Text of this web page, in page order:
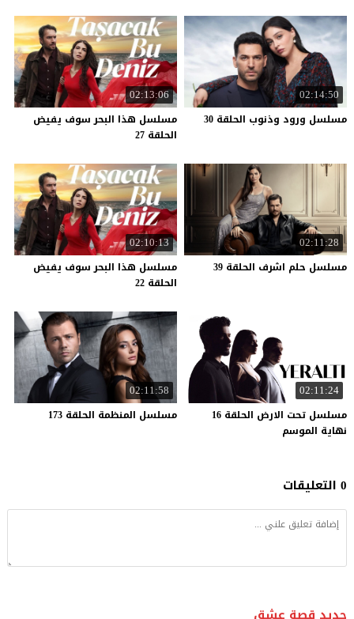
02:14:50
مسلسل ورود وذنوب الحلقة 30
02:13:06
مسلسل هذا البحر سوف يفيض
الحلقة 27
02:11:28
مسلسل حلم اشرف الحلقة 39
02:10:13
مسلسل هذا البحر سوف يفيض
الحلقة 22
02:11:24
مسلسل تحت الارض الحلقة 16
نهاية الموسم
02:11:58
مسلسل المنظمة الحلقة 173
0 التعليقات